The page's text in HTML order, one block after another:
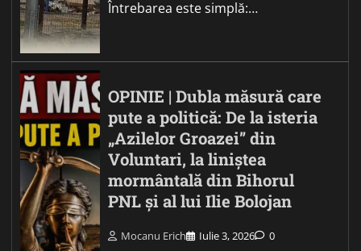
Întrebarea este simplă:…
OPINIE | Dubla măsură care
pute a politică: De la isteria
„Azilelor Groazei” din
Voluntari, la liniștea
mormântală din Bihorul
PNL și al lui Ilie Bolojan
Mocanu Erich Iulie 3, 2026 0